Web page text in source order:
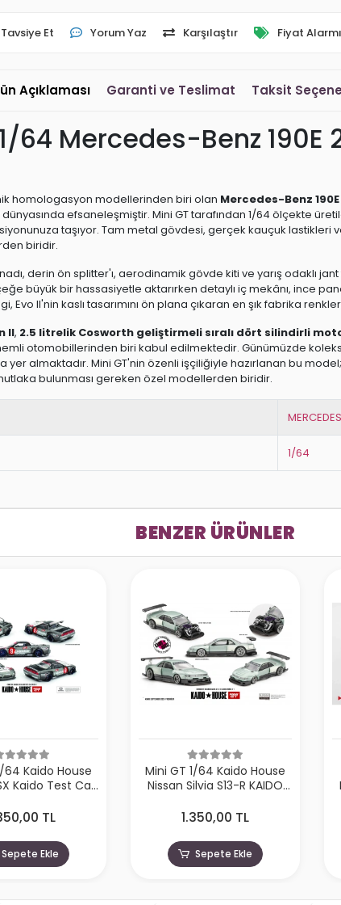
Tavsiye Et Yorum Yaz Karşılaştır Fiyat Alarmı
Açıklaması Garanti ve Teslimat Taksit
64 Mercedes-Benz
homologasyon modellerinden biri olan Mercedes-Benz
efsaneleşmiştir. Mini GT tarafından 1/64 ölçekte
taşıyor. Tam metal gövdesi, gerçek kauçuk
biridir.
derin ön splitter'ı, aerodinamik gövde kiti ve yarış odaklı
büyük bir hassasiyetle aktarırken detaylı iç mekânı, ince
Evo II'nin kaslı tasarımını ön plana çıkaran en şık fabrika
II, 2.5 litrelik Cosworth geliştirmeli sıralı dört silindirli
otomobillerinden biri kabul edilmektedir. Günümüzde
almaktadır. Mini GT'nin özenli işçiliğiyle hazırlanan bu
bulunması gereken özel modellerden biridir.
MERCEDES
1/64
BENZER ÜRÜNLER
64 Kaido House
Kaido Test Car
TL
Sepete Ekle
Mini GT 1/64 Kaido House
Nissan Silvia S13-R KAIDO
1.350,00 TL
Sepete Ekle